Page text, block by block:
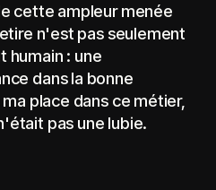
cette ampleur menée
n'est pas seulement
humain : une
dans la bonne
place dans ce métier,
pas une lubie.